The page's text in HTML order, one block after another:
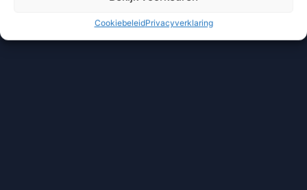
CookiebeleidPrivacyverklaring